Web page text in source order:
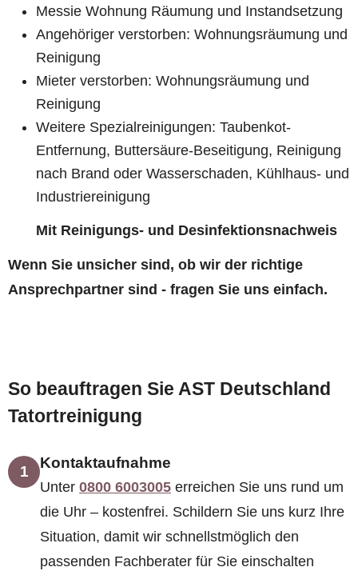
Messie Wohnung Räumung und Instandsetzung
Angehöriger verstorben: Wohnungsräumung und
Reinigung
Mieter verstorben: Wohnungsräumung und
Reinigung
Weitere Spezialreinigungen: Taubenkot-
Entfernung, Buttersäure-Beseitigung, Reinigung
nach Brand oder Wasserschaden, Kühlhaus- und
Industriereinigung
Mit Reinigungs- und Desinfektionsnachweis
Wenn Sie unsicher sind, ob wir der richtige
Ansprechpartner sind - fragen Sie uns einfach.
So beauftragen Sie AST Deutschland
Tatortreinigung
1 Kontaktaufnahme
Unter 0800 6003005 erreichen Sie uns rund um
die Uhr – kostenfrei. Schildern Sie uns kurz Ihre
Situation, damit wir schnellstmöglich den
passenden Fachberater für Sie einschalten